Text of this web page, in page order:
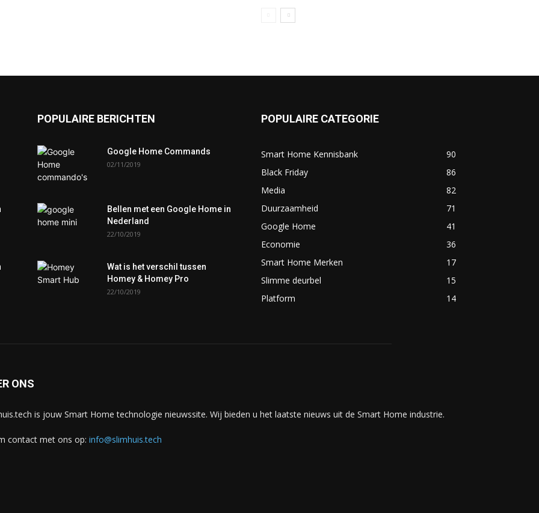
POPULAIRE BERICHTEN
Google Home Commands
02/11/2019
Bellen met een Google Home in
Nederland
22/10/2019
Wat is het verschil tussen
Homey & Homey Pro
22/10/2019
POPULAIRE CATEGORIE
Smart Home Kennisbank
90
Black Friday
86
Media
82
Duurzaamheid
71
Google Home
41
Economie
36
Smart Home Merken
17
Slimme deurbel
15
Platform
14
ONS
is jouw Smart Home technologie nieuwssite. Wij bieden u het laatste nieuws uit de Smart Home industrie.
contact met ons op: info@slimhuis.tech